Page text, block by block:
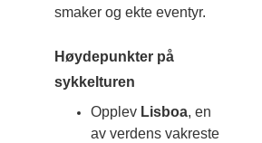
smaker og ekte eventyr.
Høydepunkter på
sykkelturen
Opplev Lisboa, en
av verdens vakreste